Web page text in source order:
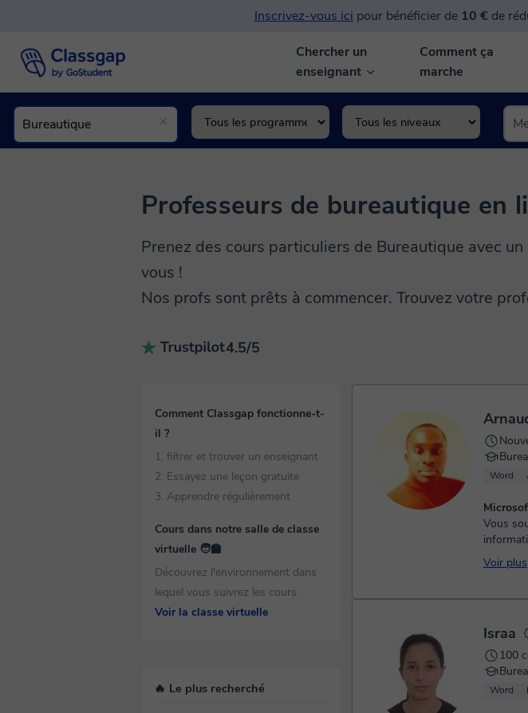
Inscrivez-vous ici pour bénéficier de 10 € de
Chercher un
enseignant
Comment ça
marche
Professeurs de bureautique en
Prenez des cours particuliers de Bureautique avec
vous !
Nos profs sont prêts à commencer. Trouvez votre
4.5/5
Word
Vous
Voir plus
Israa
100
Word
Comment Classgap fonctionne-t-
il ?
1. filtrer et trouver un enseignant
2. Essayez une leçon gratuite
3. Apprendre régulièrement
Cours dans notre salle de classe
virtuelle 🧑‍🏫
Découvrez l'environnement dans
lequel vous suivrez les cours.
Voir la classe virtuelle
🔥 Le plus recherché